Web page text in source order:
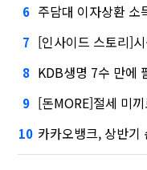
6 주담대 이자상환
7 [인사이드 스토리]시중
8 KDB생명 7수 만에
9 [돈MORE]절세 미
10 카카오뱅크, 상반기 순익